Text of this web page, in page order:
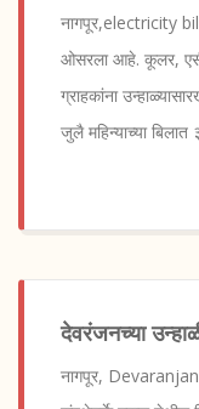
नागपूर,electricity
ओसरला आहे. कूलर,
ग्राहकांना
जुलै महिन्याच्या
देवरंजनच्या
नागपूर,